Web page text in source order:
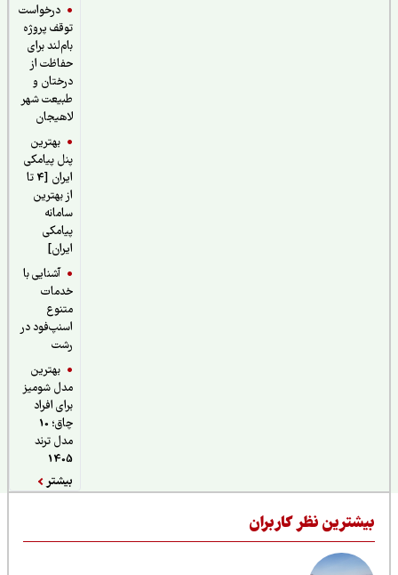
درخواست
توقف پروژه
بام‌لند برای
حفاظت از
درختان و
طبیعت شهر
لاهیجان
بهترین
پنل پیامکی
ایران [4 تا
از بهترین
سامانه
پیامکی
آشنایی با
خدمات
اسنپ‌فود در
بهترین
مدل شومیز
برای افراد
چاق؛ 10
مدل ترند
نظر کاربران